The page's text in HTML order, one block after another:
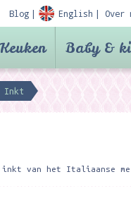
Blog English Over
Baby &
Inkt
inkt van het Italiaanse